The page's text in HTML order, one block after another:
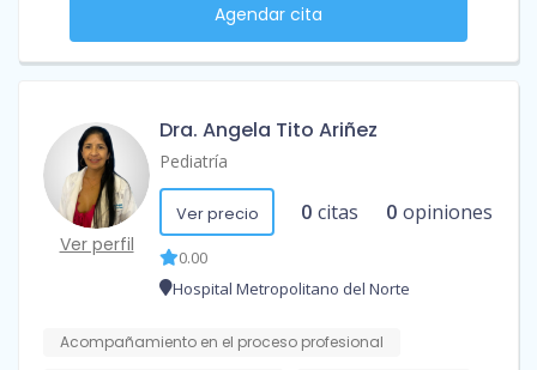
Agendar cita
Ver perfil
Dra. Angela Tito Ariñez
Pediatría
Ver precio 0 citas 0 opiniones
0.00
Hospital Metropolitano del Norte
Acompañamiento en el proceso profesional